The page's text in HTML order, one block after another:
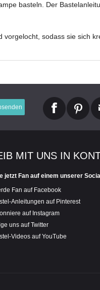
basteln. Der
sodass sie sich
MIT UNS IN
jetzt Fan auf einem unserer
Fan auf Facebook
Anleitungen auf Pinterest
auf Instagram
uns auf Twitter
Videos auf YouTube